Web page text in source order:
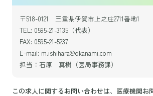
〒518-0121 三重県伊賀市上之庄2711番地1
TEL: 0595-21-3135（代表）
FAX: 0595-21-5237
E-mail: m.ishihara@okanami.com
担当：石原 真樹（医局事務課）
この求人に関するお問い合わせは、医療機関お